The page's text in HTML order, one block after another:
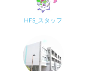
HFS_スタッフ